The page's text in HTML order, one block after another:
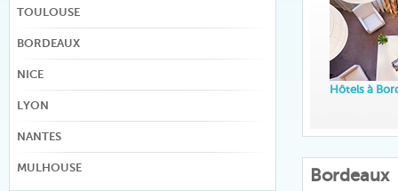
TOULOUSE
BORDEAUX
NICE
LYON
NANTES
MULHOUSE
Hôtels à
Bordeaux